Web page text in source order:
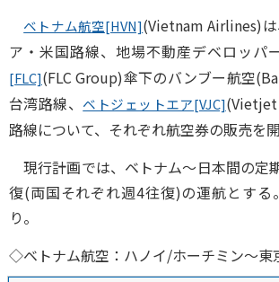
ベトナム航空[HVN](Vietnam Airlines)
ア・米国路線、地場不動産デベロッパ
[FLC](FLC Group)傘下のバンブー航空
台湾路線、 ベトジェットエア[VJC](Vietjet
路線について、それぞれ航空券の販売を
現行計画では、ベトナム～日本間の定
復(両国それぞれ週4往復)の運航とする
り。
◇ベトナム航空：ハノイ/ホーチミン～東